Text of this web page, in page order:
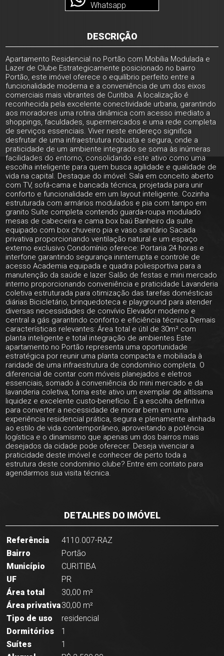
Whatsapp
DESCRIÇÃO
Apartamento Residencial no Portão com Mobília Modulada e
Lazer de Clube Estrategicamente posicionado no bairro
Portão, este imóvel oferece o equilíbrio perfeito entre a
funcionalidade moderna e a conveniência de um dos eixos
comerciais mais vibrantes de Curitiba. A localização é
reconhecida pela excelente conectividade urbana, garantindo
aos moradores uma rotina dinâmica com acesso imediato a
shoppings, faculdades, supermercados e uma rede completa
de serviços essenciais. Viver neste endereço significa
desfrutar de uma infraestrutura robusta e segura, onde a
praticidade de um ambiente integrado se soma às inúmeras
facilidades do entorno, consolidando este ativo como uma
escolha inteligente para quem busca agilidade e qualidade de
vida na capital. Destaque do imóvel: Sala em conceito aberto
com TV, sofá-cama e bancada técnica, projetada para unir
conforto e funcionalidade em um layout inteligente. Cozinha
estruturada com armários modulados e pia com tampo em
granito Suíte completa contendo guarda-roupa modulado
mesas de cabeceira e cama box baú Banheiro da suíte
equipado com box chuveiro pia e vaso sanitário Sacada
privativa proporcionando ventilação natural e um espaço
externo exclusivo Condomínio oferece: Portaria 24 horas e
interfone garantindo segurança ininterrupta e controle de
acesso Academia equipada e quadra poliesportiva para a
manutenção da saúde e lazer Salão de festas e mini mercado
interno proporcionando conveniência e praticidade Lavanderia
coletiva estruturada para otimização das tarefas domésticas
diárias Bicicletário, brinquedoteca e playground para atender
diversas necessidades de convívio Elevador moderno e
central a gás garantindo conforto e eficiência técnica Demais
características relevantes: Área total e útil de 30m² com
planta inteligente e total integração de ambientes Este
apartamento no Portão representa uma oportunidade
estratégica por reunir uma planta compacta e mobiliada à
raridade de uma infraestrutura de condomínio completa. O
diferencial de contar com móveis planejados e eletros
essenciais, somado à conveniência do mini mercado e da
lavanderia coletiva, torna este ativo um exemplar de altíssima
liquidez e excelente custo-benefício. É a escolha definitiva
para converter a necessidade de morar bem em uma
experiência residencial prática, segura e plenamente alinhada
ao estilo de vida contemporâneo, aproveitando a potência
logística e o dinamismo que apenas um dos bairros mais
desejados da cidade pode oferecer. Deseja vivenciar a
praticidade deste imóvel e conhecer de perto toda a
estrutura deste condomínio clube? Entre em contato para
agendarmos sua visita técnica.
DETALHES DO IMÓVEL
Referência
4110.007-RAZ
Bairro
Portão
Município
CURITIBA
UF
PR
Área total
30,00 m²
Área privativa30,00 m²
Tipo de uso
residencial
Dormitórios
1
Suítes
1